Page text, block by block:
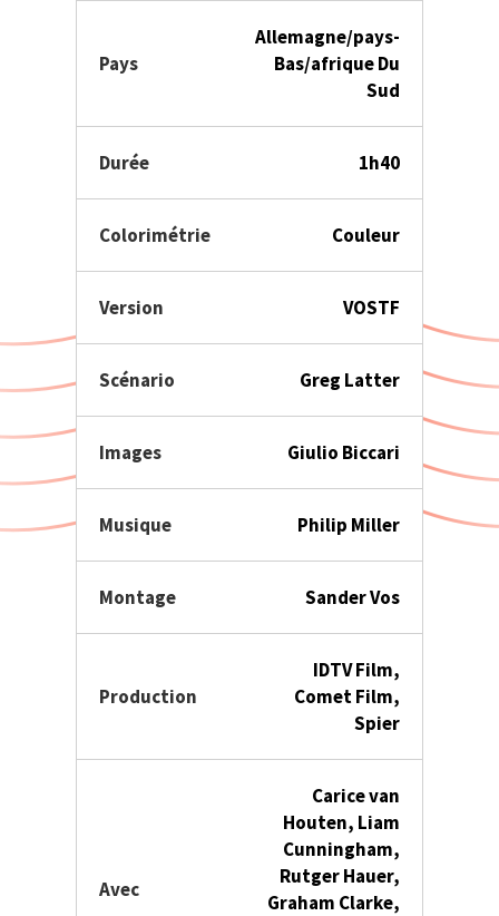
Pays
Allemagne/pays-
Bas/afrique Du
Sud
Durée 1h40
Colorimétrie Couleur
Version VOSTF
Scénario Greg Latter
Images Giulio Biccari
Musique Philip Miller
Montage Sander Vos
Production
IDTV Film,
Comet Film,
Spier
Avec
Carice van
Houten, Liam
Cunningham,
Rutger Hauer,
Graham Clarke,